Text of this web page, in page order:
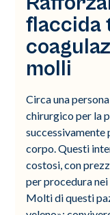
flaccida
molli
Circa una
chirurgico per la
corpo. Questi
costosi, con
per procedura
Molti di questi